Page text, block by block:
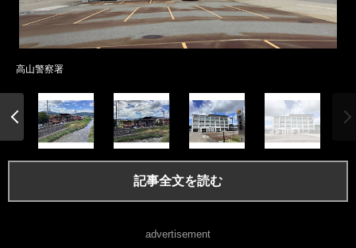
高山警察署
記事全文を読む
advertisement